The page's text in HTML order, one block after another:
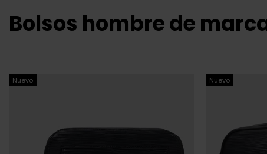
Bolsos hombre de
Nuevo Nuevo